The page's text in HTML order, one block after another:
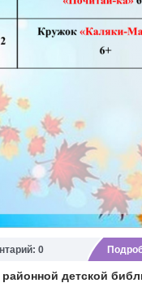
0
детской